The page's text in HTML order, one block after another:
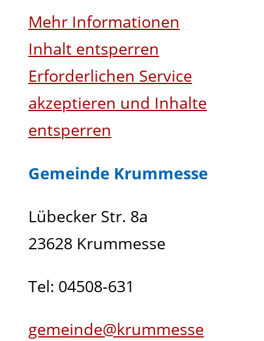
Mehr Informationen
Inhalt entsperren
Erforderlichen Service
akzeptieren und Inhalte
entsperren
Gemeinde Krummesse
Lübecker Str. 8a
23628 Krummesse
Tel: 04508-631
gemeinde@krummesse